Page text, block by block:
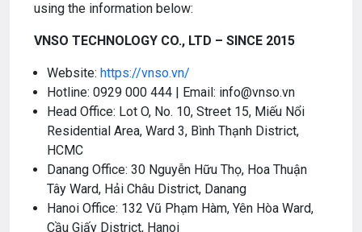
using the information below:
VNSO TECHNOLOGY CO., LTD – SINCE 2015
Website: https://vnso.vn/
Hotline: 0929 000 444 | Email: info@vnso.vn
Head Office: Lot O, No. 10, Street 15, Miếu Nổi
Residential Area, Ward 3, Bình Thạnh District,
HCMC
Danang Office: 30 Nguyễn Hữu Thọ, Hoa Thuận
Tây Ward, Hải Châu District, Danang
Hanoi Office: 132 Vũ Phạm Hàm, Yên Hòa Ward,
Cầu Giấy District, Hanoi